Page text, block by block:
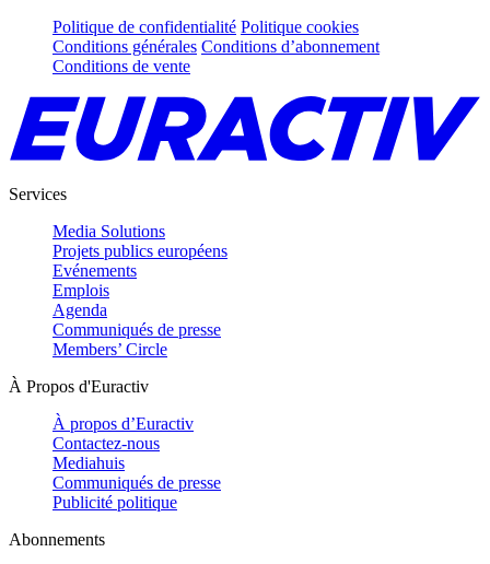
Politique de confidentialité Politique cookies
Conditions générales Conditions d’abonnement
Conditions de vente
Services
Media Solutions
Projets publics européens
Evénements
Emplois
Agenda
Communiqués de presse
Members’ Circle
À Propos d'Euractiv
À propos d’Euractiv
Contactez-nous
Mediahuis
Communiqués de presse
Publicité politique
Abonnements